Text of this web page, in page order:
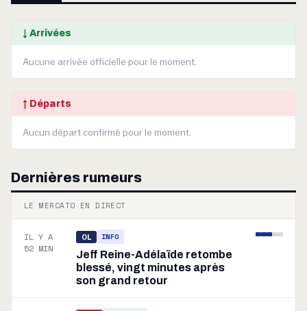
↓ Arrivées
Aucune arrivée officielle pour le moment.
↑ Départs
Aucun départ confirmé pour le moment.
Dernières rumeurs
LE MERCATO EN DIRECT
IL Y A
52 MIN
OL INFO
Jeff Reine-Adélaïde retombe
blessé, vingt minutes après
son grand retour